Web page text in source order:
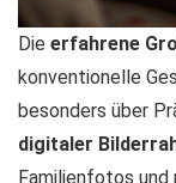
Die erfahrene
konventionelle
besonders über
digitaler
Familienfotos und